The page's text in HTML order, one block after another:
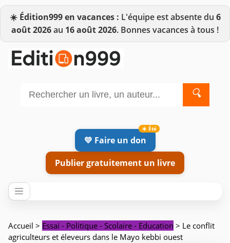
☀️ Édition999 en vacances : L'équipe est absente du 6
août 2026au 16 août 2026. Bonnes vacances à tous !
🔍
💛 Faire un don
Publier gratuitement un livre
Accueil > Essai - Politique - Scolaire - Education > Le conflit
agriculteurs et éleveurs dans le Mayo kebbi ouest